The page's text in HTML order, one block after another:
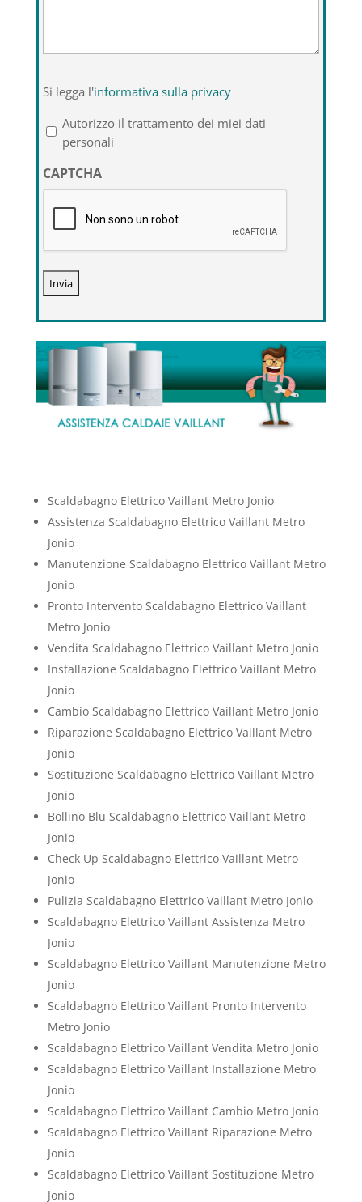
legga
l'informativa
sulla
privacy
*
Si legga l'informativa sulla privacy
Autorizzo il trattamento dei miei dati
personali
CAPTCHA
Scaldabagno Elettrico Vaillant Metro Jonio
Assistenza Scaldabagno Elettrico Vaillant Metro
Jonio
Manutenzione Scaldabagno Elettrico Vaillant Metro
Jonio
Pronto Intervento Scaldabagno Elettrico Vaillant
Metro Jonio
Vendita Scaldabagno Elettrico Vaillant Metro Jonio
Installazione Scaldabagno Elettrico Vaillant Metro
Jonio
Cambio Scaldabagno Elettrico Vaillant Metro Jonio
Riparazione Scaldabagno Elettrico Vaillant Metro
Jonio
Sostituzione Scaldabagno Elettrico Vaillant Metro
Jonio
Bollino Blu Scaldabagno Elettrico Vaillant Metro
Jonio
Check Up Scaldabagno Elettrico Vaillant Metro
Jonio
Pulizia Scaldabagno Elettrico Vaillant Metro Jonio
Scaldabagno Elettrico Vaillant Assistenza Metro
Jonio
Scaldabagno Elettrico Vaillant Manutenzione Metro
Jonio
Scaldabagno Elettrico Vaillant Pronto Intervento
Metro Jonio
Scaldabagno Elettrico Vaillant Vendita Metro Jonio
Scaldabagno Elettrico Vaillant Installazione Metro
Jonio
Scaldabagno Elettrico Vaillant Cambio Metro Jonio
Scaldabagno Elettrico Vaillant Riparazione Metro
Jonio
Scaldabagno Elettrico Vaillant Sostituzione Metro
Jonio